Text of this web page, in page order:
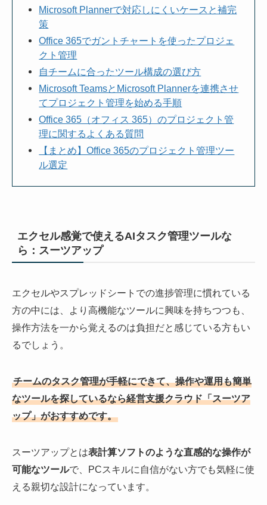
Microsoft Plannerで対応しにくいケースと補完
策
Office 365でガントチャートを使ったプロジェ
クト管理
自チームに合ったツール構成の選び方
Microsoft TeamsとMicrosoft Plannerを連携させ
てプロジェクト管理を始める手順
Office 365（オフィス 365）のプロジェクト管
理に関するよくある質問
【まとめ】Office 365のプロジェクト管理ツー
ル選定
エクセル感覚で使えるAIタスク管理ツールな
ら：スーツアップ
エクセルやスプレッドシートでの進捗管理に慣れている
方の中には、より高機能なツールに興味を持ちつつも、
操作方法を一から覚えるのは負担だと感じている方もい
るでしょう。
チームのタスク管理が手軽にできて、操作や運用も簡単
なツールを探しているなら経営支援クラウド「スーツア
ップ」がおすすめです。
スーツアップとは表計算ソフトのような直感的な操作が
可能なツールで、PCスキルに自信がない方でも気軽に使
える親切な設計になっています。